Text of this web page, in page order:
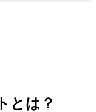
とは？